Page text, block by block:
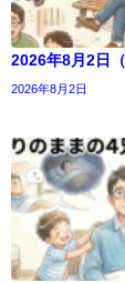
2026年8月2日
2026年8月2日